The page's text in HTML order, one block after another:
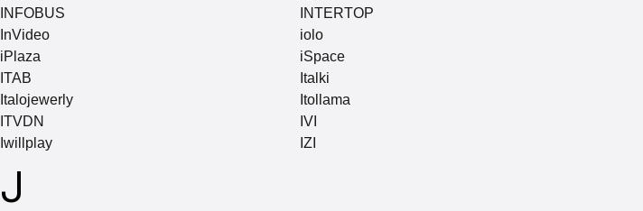
INFOBUS
INTERTOP
InVideo
iolo
iPlaza
iSpace
ITAB
Italki
Italojewerly
Itollama
ITVDN
IVI
Iwillplay
IZI
J